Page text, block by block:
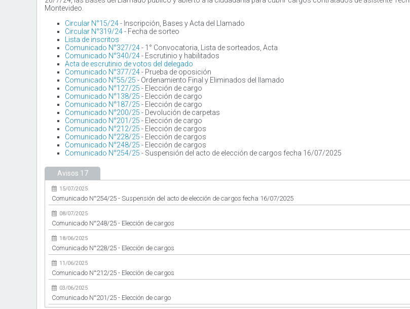
Montevideo.
Circular N°15/24- Inscripción, Bases y Acta del Llamado
Circular N°319/24- Fecha de sorteo
Lista de inscritos
Comunicado N°327/24- 1° Convocatoria, Lista de sorteados, Acta
Comunicado N°340/24- Escrutinio y habilitados
Acta de escrutinio de votos del delegado
Comunicado N°377/24- Prueba de oposición
Comunicado N°55/25 - Ordenamiento Final y Eliminados del llamado
Comunicado N°127/25 - Elección de cargo
Comunicado N°138/25 - Elección de cargo
Comunicado N°187/25 - Elección de cargo
Comunicado N°200/25 - Devolución de carpetas
Comunicado N°201/25 - Elección de cargo
Comunicado N°212/25 - Elección de cargos
Comunicado N°228/25 - Elección de cargos
Comunicado N°248/25 - Elección de cargos
Comunicado N°254/25 - Suspensión del acto de elección de cargos fecha 16/07/2025
Avisos 17
15/07/2025
Comunicado N°254/25 - Suspensión del acto de elección de cargos fecha 16/07/2025
08/07/2025
Comunicado N°248/25 - Elección de cargos
18/06/2025
Comunicado N°228/25 - Elección de cargos
11/06/2025
Comunicado N°212/25 - Elección de cargos
03/06/2025
Comunicado N°201/25 - Elección de cargo